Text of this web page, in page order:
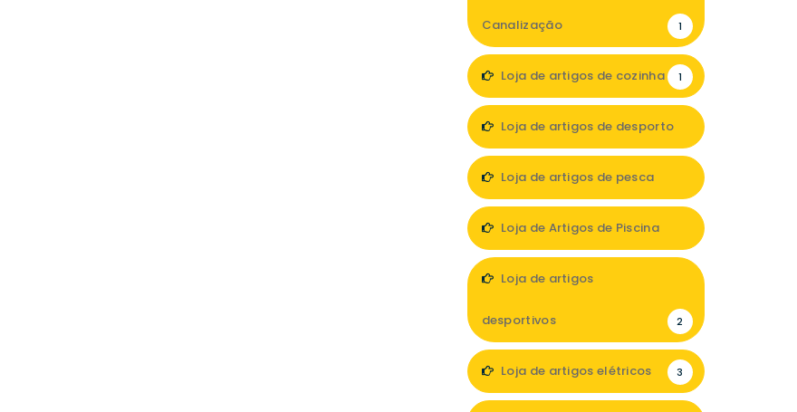
Canalização 1
Loja de artigos de cozinha 1
Loja de artigos de desporto
Loja de artigos de pesca
Loja de Artigos de Piscina
Loja de artigos
desportivos 2
Loja de artigos elétricos 3